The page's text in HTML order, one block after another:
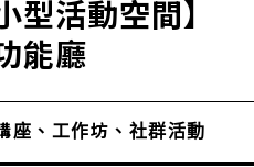
型活動空間】
能廳
座、工作坊、社群活動